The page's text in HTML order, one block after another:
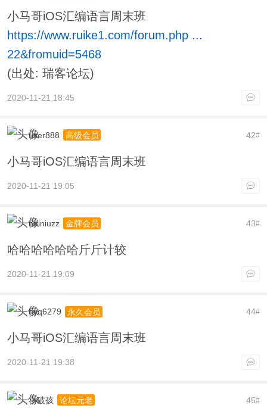
小马哥iOS汇编语言周末班
https://www.ruike1.com/forum.php ...
22&fromuid=5468
(出处: 瑞客论坛)
2020-11-21 18:45
42#
user888 高级会员
小马哥iOS汇编语言周末班
2020-11-21 19:05
43#
nainiuzz 金牌会员
哈哈哈哈哈哈斤斤计较
2020-11-21 19:09
44#
hyq6279 永久会员
小马哥iOS汇编语言周末班
2020-11-21 19:38
45#
小破孩 论坛元老